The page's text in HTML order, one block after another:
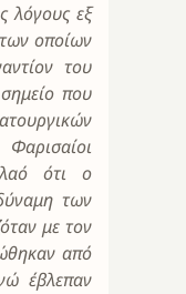
λόγους εξ
οποίων
του
που
ότι ο
των
με τον
από
έβλεπαν